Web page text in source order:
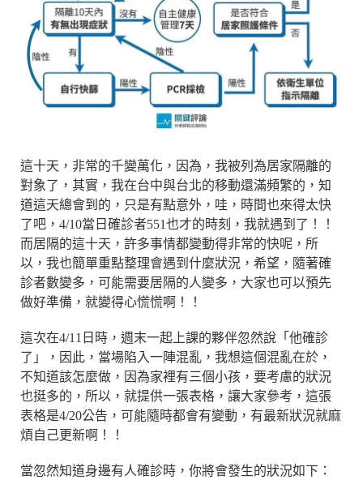
這十天，非常的千變萬化，因為，我被列為居家隔離的
對象了，其實，我在台中與台北的移動還滿頻繁的，知
道這天總會到的，只是有點意外，哇，時間也來得太快
了吧，4/10當日確診者551也才的時刻，我就遇到了！！
而居隔的這十天，許多事情都變動得非常的快呢，所
以，我也簡單重點整理會遇到什麼狀況，希望，隨著確
診者數變多，可能需要居隔的人變多，大家也可以預先
做好準備，就變得心慌慌啊！！
這次在4/11日時，週末一起上課的夥伴忽然說「他確診
了」，因此，當場陷入一陣混亂，我想這個混亂在於，
不知道該怎麼做，因為家裡有三個小孩，要考慮的狀況
也挺多的，所以，就提供一張表格，讓大家參考，這張
表格是4/20公告，可能隨時都會有變動，有最新狀況就麻
煩自己更新啊！！
當忽然知道身邊有人確診時，你將會發生的狀況如下：